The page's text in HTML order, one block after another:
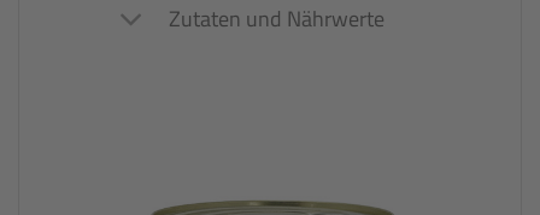
Zutaten und Nährwerte